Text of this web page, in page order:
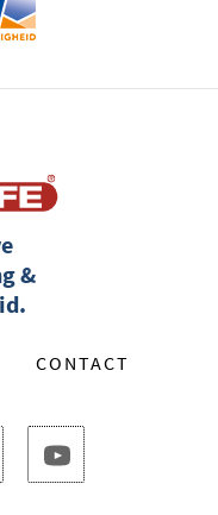
&
CONTACT